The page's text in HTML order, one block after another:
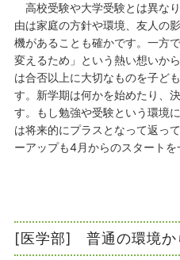
高校受験や大学受験とは異な
由は家庭の方針や環境、友人の
機があることも確かです。一方
変えるため」という熱い想いか
は合否以上に大切なものを子ど
す。新学期は何かを始めたり、
す。もし勉強や受験という環境
は将来的にプラスとなって返っ
ーアップも4月からのスタートを
[医学部] 普通の環境か